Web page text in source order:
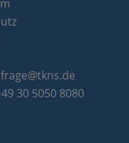
30 5050 8080